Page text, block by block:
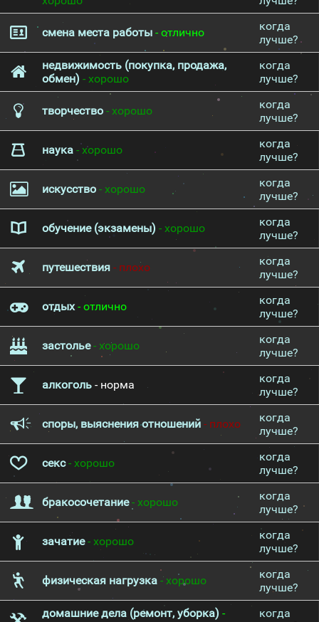
смена места работы - отлично
когда
лучше?
недвижимость (покупка, продажа,
обмен) - хорошо
когда
лучше?
творчество - хорошо
когда
лучше?
наука - хорошо
когда
лучше?
искусство - хорошо
когда
лучше?
обучение (экзамены) - хорошо
когда
лучше?
путешествия - плохо
когда
лучше?
отдых- отлично
когда
лучше?
застолье- хорошо
когда
лучше?
алкоголь - норма
когда
лучше?
споры, выяснения отношений - плохо
когда
лучше?
секс- хорошо
когда
лучше?
бракосочетание- хорошо
когда
лучше?
зачатие- хорошо
когда
лучше?
физическая нагрузка - хорошо
когда
лучше?
домашние дела (ремонт, уборка) -
когда